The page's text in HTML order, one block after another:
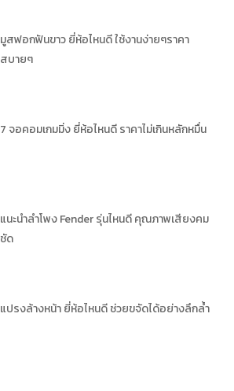
มูสฟอกฟันขาว ยี่ห้อไหนดี ใช้งานง่ายๆราคา
สบายๆ
7 จอคอมเกมมิ่ง ยี่ห้อไหนดี ราคาไม่เกินหลักหมื่น
แนะนำลำโพง Fender รุ่นไหนดี คุณภาพเสียงคม
ชัด
แปรงล้างหน้า ยี่ห้อไหนดี ช่วยขจัดได้อย่างลึกล้ำ